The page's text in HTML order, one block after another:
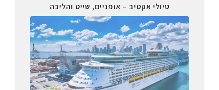
טיולי אקטיב – אופניים, שייט והליכה